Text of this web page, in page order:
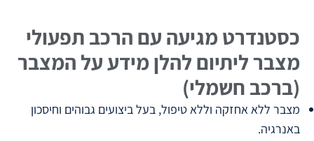
כסטנדרט מגיעה עם הרכב תפעולי
מצבר ליתיום להלן מידע על המצבר
(ברכב חשמלי)
מצבר ללא אחזקה וללא טיפול, בעל ביצועים גבוהים וחיסכון
באנרגיה.